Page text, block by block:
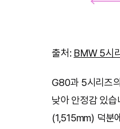
출처: BMW 5시
G80과 5시리즈
낮아 안정감 있
(1,515mm) 덕분